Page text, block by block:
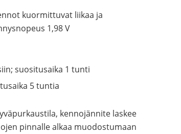
kuormittuvat liikaa ja
1,98 V
suositusaika 1 tunti
5 tuntia
kennojännite laskee
pinnalle alkaa muodostumaan